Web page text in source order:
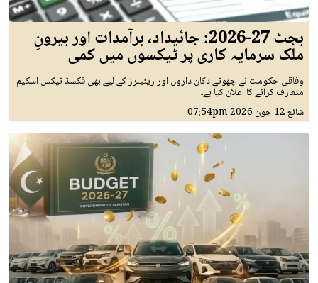
بجٹ 27-2026: جائیداد، برآمدات اور بیرونِ
ملک سرمایہ کاری پر ٹیکسوں میں کمی
وفاقی حکومت نے چھوٹے دکان داروں اور ریٹیلرز کے لیے بھی فکسڈ ٹیکس اسکیم
متعارف کرانے کا اعلان کیا ہے۔
شائع12 جون 2026 07:54pm